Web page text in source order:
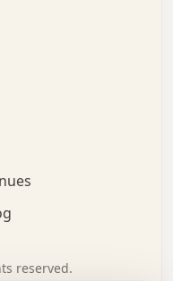
.   o   .   .   .
.   .   .   .   .
.   .   x   .   .
.   .   .   .   o
.   .   .   .   .
.   .   .   +   .
.   .   .   .   .
.   .   .   .
.   .   :   .   x
.   .   .   .   .
reserved.